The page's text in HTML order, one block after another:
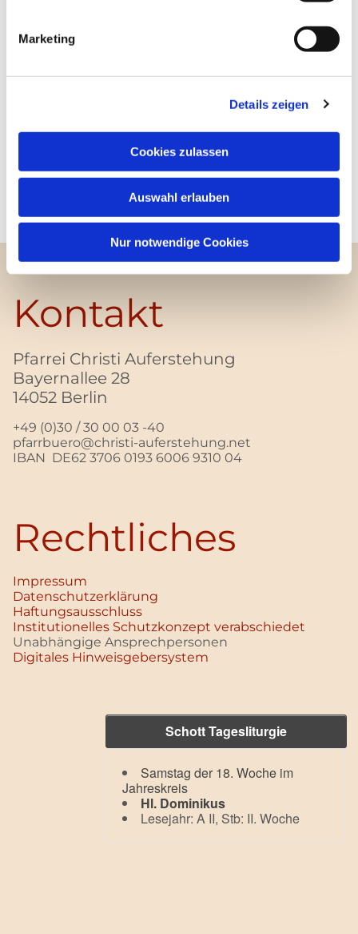
Marketing
Details zeigen
Cookies zulassen
Auswahl erlauben
Nur notwendige Cookies
Kontakt
Pfarrei Christi Auferstehung
Bayernallee 28
14052 Berlin
+49 (0)30 / 30 00 03 -40
pfarrbuero@christi-auferstehung.net
IBAN DE62 3706 0193 6006 9310 04
Rechtliches
Impressum
Datenschutz­erklärung
Haftungsausschluss
Institutionelles Schutzkonzept verabschiedet
Unabhängige Ansprechpersonen
Digitales Hinweisgebersystem
Schott Tagesliturgie
Samstag der 18. Woche im
Jahreskreis
Hl. Dominikus
Lesejahr: A II, Stb: II. Woche